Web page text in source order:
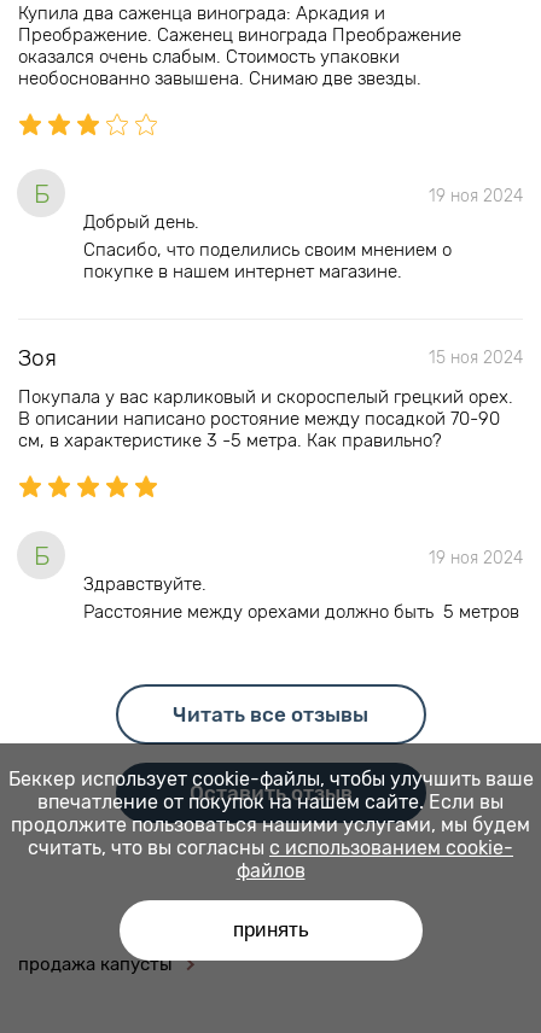
Купила два саженца винограда: Аркадия и
Преображение. Саженец винограда Преображение
оказался очень слабым. Стоимость упаковки
необоснованно завышена. Снимаю две звезды.
Б 19 ноя 2024
Добрый день.
Спасибо, что поделились своим мнением о
покупке в нашем интернет магазине.
Зоя 15 ноя 2024
Покупала у вас карликовый и скороспелый грецкий орех.
В описании написано ростояние между посадкой 70-90
см, в характеристике 3 -5 метра. Как правильно?
Б 19 ноя 2024
Здравствуйте.
Расстояние между орехами должно быть 5 метров
Читать все отзывы
Оставить отзыв
продажа капусты
Беккер использует cookie-файлы, чтобы улучшить ваше
впечатление от покупок на нашем сайте. Если вы
продолжите пользоваться нашими услугами, мы будем
считать, что вы согласны с использованием cookie-
файлов
принять